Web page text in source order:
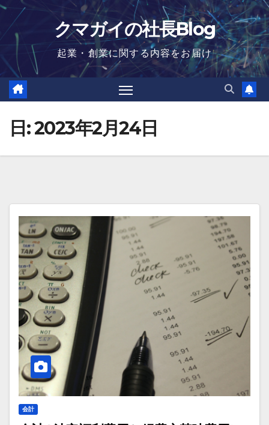
Skip
content
クマガイの社長Blog
起業・創業に関する内容をお届け
日:2023年2月24日
会計